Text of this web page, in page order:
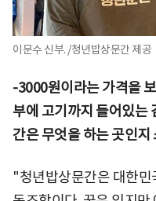
이문수 신부. /청년밥상문간 제공
-3000원이라는 가격을
부에 고기까지 들어있는
간은 무엇을 하는 곳인지
"청년밥상문간은 대한